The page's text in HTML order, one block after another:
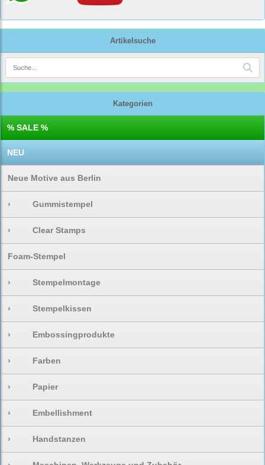
Artikelsuche
Kategorien
% SALE %
NEU
Neue Motive aus Berlin
› Gummistempel
› Clear Stamps
Foam-Stempel
› Stempelmontage
› Stempelkissen
› Embossingprodukte
› Farben
› Papier
› Embellishment
› Handstanzen